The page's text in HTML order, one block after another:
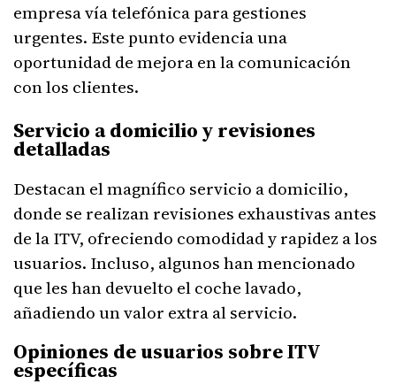
empresa vía telefónica para gestiones
urgentes. Este punto evidencia una
oportunidad de mejora en la comunicación
con los clientes.
Servicio a domicilio y revisiones
detalladas
Destacan el magnífico servicio a domicilio,
donde se realizan revisiones exhaustivas antes
de la ITV, ofreciendo comodidad y rapidez a los
usuarios. Incluso, algunos han mencionado
que les han devuelto el coche lavado,
añadiendo un valor extra al servicio.
Opiniones de usuarios sobre ITV
específicas